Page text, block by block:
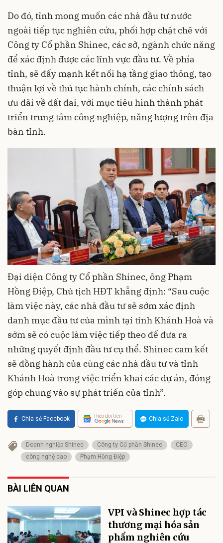
Do đó, tỉnh mong muốn các nhà đầu tư nước
ngoài tiếp tục nghiên cứu, phối hợp chặt chẽ với
Công ty Cổ phần Shinec, các sở, ngành chức năng
để xác định được các lĩnh vực đầu tư. Về phía
tỉnh, sẽ đẩy mạnh kết nối hạ tầng giao thông, tạo
thuận lợi về thủ tục hành chính, các chính sách
ưu đãi về đất đai, với mục tiêu hình thành phát
triển trung tâm công nghiệp, năng lượng trên địa
bàn tỉnh.
Đại diện Công ty Cổ phần Shinec, ông Phạm
Hồng Điệp, Chủ tịch HĐT khẳng định: “Sau cuộc
làm việc này, các nhà đầu tư sẽ sớm xác định
danh mục đầu tư của mình tại tỉnh Khánh Hoà và
sớm sẽ có cuộc làm việc tiếp theo để đưa ra
những quyết định đầu tư cụ thể. Shinec cam kết
sẽ đồng hành của cùng các nhà đầu tư và tỉnh
Khánh Hoà trong việc triển khai các dự án, đóng
góp chung vào sự phát triển của tỉnh”.
Chia sẻ Facebook Theo dõi trên Chia sẻ Zalo
Doanh nghiệp Shinec Công ty Cổ phần Shinec
CEO
công nghệ cao
Phạm Hồng Điệp
BÀI LIÊN QUAN
VPI và Shinec hợp tác
thương mại hóa sản
phẩm nghiên cứu